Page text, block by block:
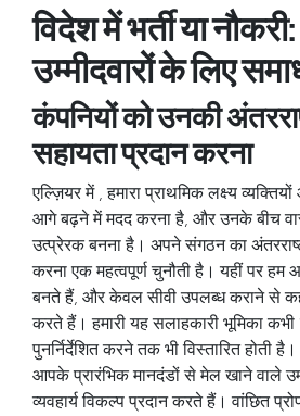
विदेश में भर्ती या
उम्मीदवारों के लिए
कंपनियों को उनकी
सहायता प्रदान करना
एल्ज़ियरमें , हमारा प्राथमिक लक्ष्य
आगे बढ़ने में मदद करना है, और उनके बीच
उत्प्रेरक बनना है। अपने संगठन का
करना एक महत्वपूर्ण चुनौती है। यहीं पर हम
बनते हैं, और केवल सीवी उपलब्ध कराने से
करते हैं। हमारी यह सलाहकारी भूमिका
पुनर्निर्देशित करने तक भी विस्तारित होती
आपके प्रारंभिक मानदंडों से मेल खाने वाले
व्यवहार्य विकल्प प्रदान करते हैं। वांछित